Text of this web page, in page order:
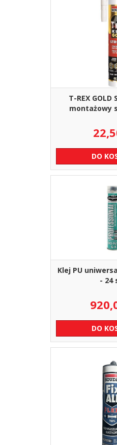
T-REX GOLD
montażowy
DO
Klej PU
- 24
DO